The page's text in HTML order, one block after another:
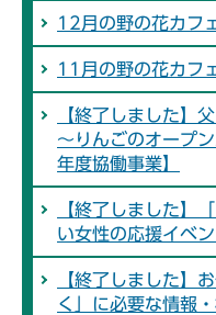
12月の野の花カフ
11月の野の花カフ
【終了しました】
～りんごのオープ
年度協働事業】
【終了しました】
い女性の応援イベ
【終了しました】
く」に必要な情報